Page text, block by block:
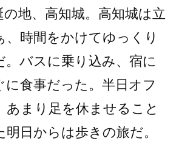
地、高知城。高知城は立
、時間をかけてゆっくり
。バスに乗り込み、宿に
に食事だった。半日オフ
あまり足を休ませること
明日からは歩きの旅だ。